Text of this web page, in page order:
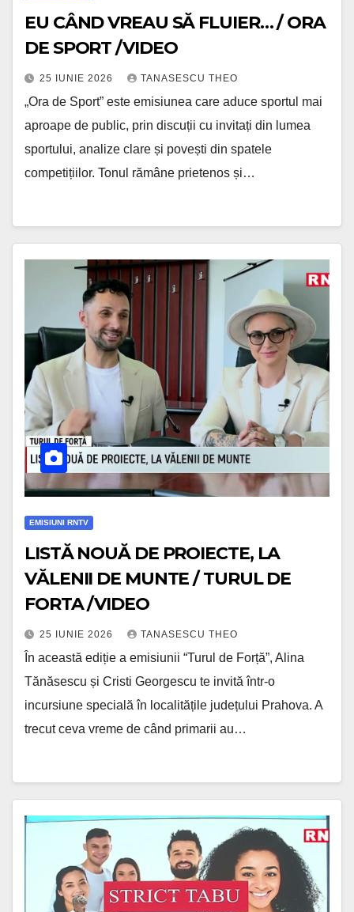
EU CÂND VREAU SĂ FLUIER… / ORA
DE SPORT /VIDEO
25 IUNIE 2026 TANASESCU THEO
„Ora de Sport” este emisiunea care aduce sportul mai
aproape de public, prin discuții cu invitați din lumea
sportului, analize clare și povești din spatele
competițiilor. Tonul rămâne prietenos și…
EMISIUNI RNTV
LISTĂ NOUĂ DE PROIECTE, LA
VĂLENII DE MUNTE / TURUL DE
FORTA /VIDEO
25 IUNIE 2026 TANASESCU THEO
În această ediție a emisiunii “Turul de Forță”, Alina
Tănăsescu și Cristi Georgescu te invită într-o
incursiune specială în localitățile județului Prahova. A
trecut ceva vreme de când primarii au…